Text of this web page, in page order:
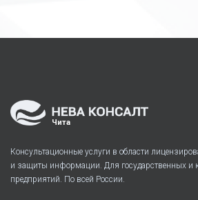
Чита
Консультационные услуги в области
и защиты информации. Для государственных и
предприятий. По всей России.